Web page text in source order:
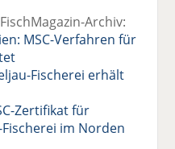
Archiv:
MSC-Verfahren für
Fischerei erhält
Zertifikat für
im Norden